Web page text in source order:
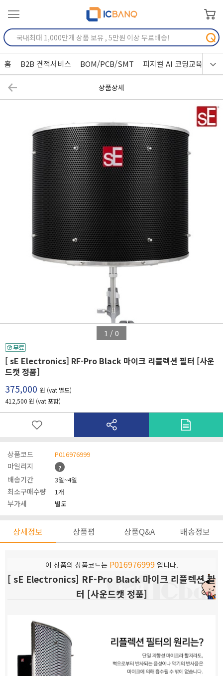
홈 B2B 견적서비스 BOM/PCB/SMT 피지컬 AI 코딩교육
상품상세
1 / 0
[ sE Electronics] RF-Pro Black 마이크 리플렉션 필터 [사운
드캣 정품]
375,000 원 (vat 별도)
412,500 원 (vat 포함)
상품코드 P016976999
마일리지 ?
배송기간 3일~4일
최소구매수량 1개
부가세 별도
상세정보 상품평 상품Q&A 배송정보
이 상품의 상품코드는 P016976999입니다.
[ sE Electronics] RF-Pro Black 마이크 리플렉션 필
터 [사운드캣 정품]